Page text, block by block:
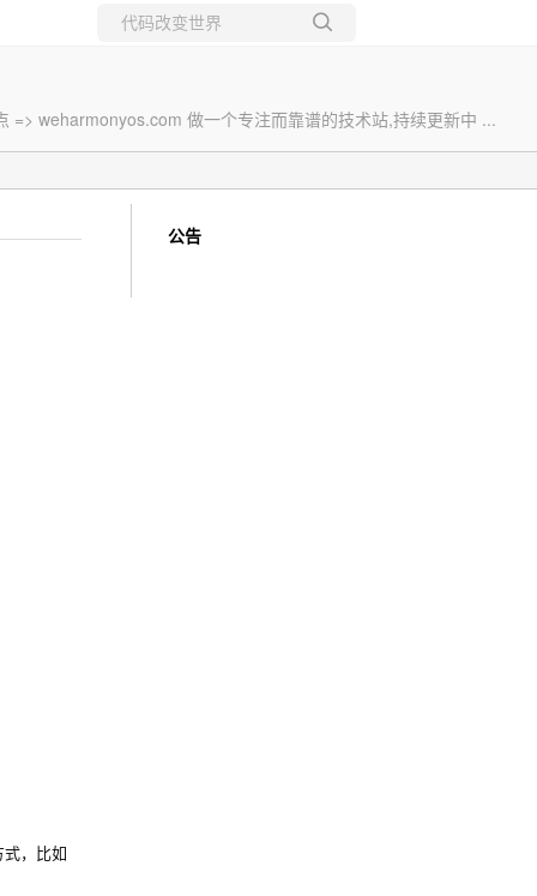
weharmonyos.com 做一个专注而靠谱的技术站,持续更新中 ...
，比如
公告